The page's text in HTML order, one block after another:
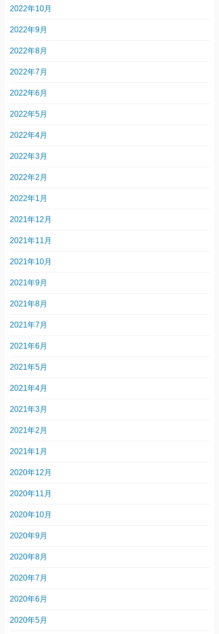
2022年10月
2022年9月
2022年8月
2022年7月
2022年6月
2022年5月
2022年4月
2022年3月
2022年2月
2022年1月
2021年12月
2021年11月
2021年10月
2021年9月
2021年8月
2021年7月
2021年6月
2021年5月
2021年4月
2021年3月
2021年2月
2021年1月
2020年12月
2020年11月
2020年10月
2020年9月
2020年8月
2020年7月
2020年6月
2020年5月